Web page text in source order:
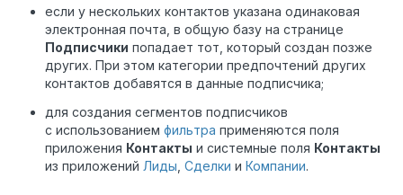
если у нескольких контактов указана одинаковая
электронная почта, в общую базу на странице
Подписчики попадает тот, который создан позже
других. При этом категории предпочтений других
контактов добавятся в данные подписчика;
для создания сегментов подписчиков
с использованием фильтра применяются поля
приложения Контакты и системные поля Контакты
из приложений Лиды Сделки и Компании.